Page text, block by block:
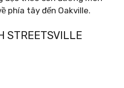
phía tây đến Oakville.
STREETSVILLE